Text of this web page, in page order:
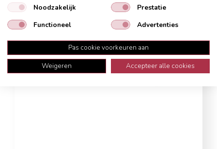
Noodzakelijk
Prestatie
Functioneel
Advertenties
Pas cookie voorkeuren aan
Weigeren
Accepteer alle cookies